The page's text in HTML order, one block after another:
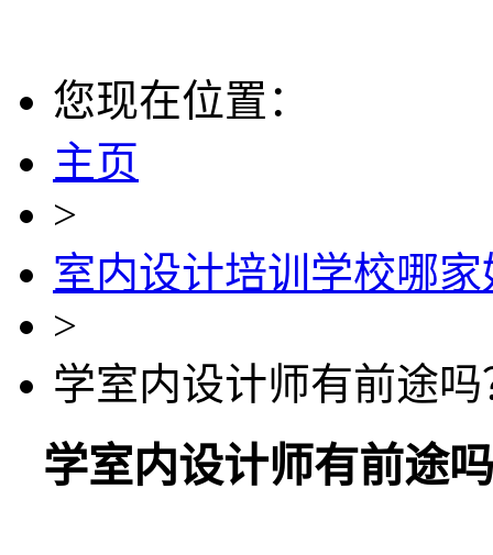
您现在位置：
主页
>
室内设计培训学校哪家
>
学室内设计师有前途
学室内设计师有前途